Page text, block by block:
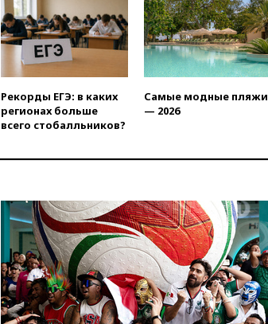
вчера, 20:00Зеленский 8
августа посетит Сербию с
официальным визитом
вчера, 19:58 В Госдуму будет
отмене ЕГЭ
вчера, 19:50
республиканцев поддержать
Вэнса на выборах 2028 года
вчера, 19:20Число ломбардов
в РФ превысило максимум
2022 года
вчера, 19:15Жуковский и
аэропорт Геленджика
Рекорды ЕГЭ: в каких
регионах больше
всего стобалльников?
Самые модные пляжи
— 2026